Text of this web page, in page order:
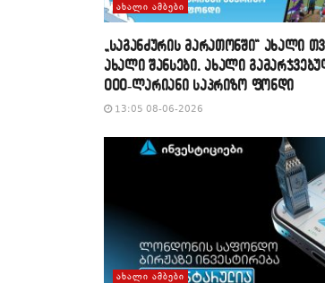
ᲐᲮᲐᲚᲘ ᲐᲛᲑᲔᲑᲘ
„საგანძურის მარათონში“ ახალი
ახალი შანსები, ახალი
000-ლარიანი საპრიზო ფონდი
13:05 08-06-2026
ᲐᲮᲐᲚᲘ ᲐᲛᲑᲔᲑᲘ